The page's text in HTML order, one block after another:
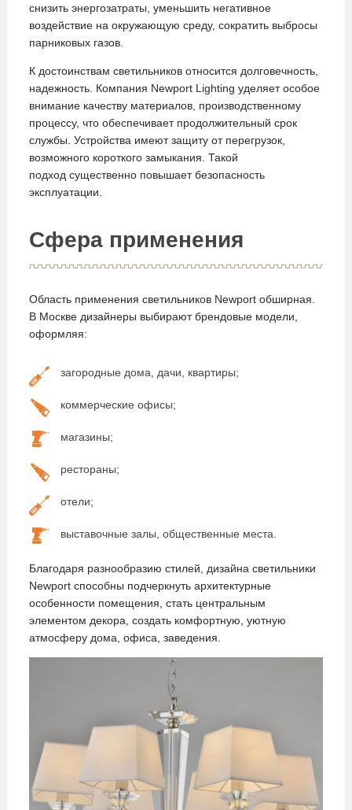
снизить энергозатраты, уменьшить негативное
воздействие на окружающую среду, сократить выбросы
парниковых газов.
К достоинствам светильников относится долговечность,
надежность. Компания Newport Lighting уделяет особое
внимание качеству материалов, производственному
процессу, что обеспечивает продолжительный срок
службы. Устройства имеют защиту от перегрузок,
возможного короткого замыкания. Такой
подход существенно повышает безопасность
эксплуатации.
Сфера применения
Область применения светильников Newport обширная.
В Москве дизайнеры выбирают брендовые модели,
оформляя:
загородные дома, дачи, квартиры;
коммерческие офисы;
магазины;
рестораны;
отели;
выставочные залы, общественные места.
Благодаря разнообразию стилей, дизайна светильники
Newport способны подчеркнуть архитектурные
особенности помещения, стать центральным
элементом декора, создать комфортную, уютную
атмосферу дома, офиса, заведения.